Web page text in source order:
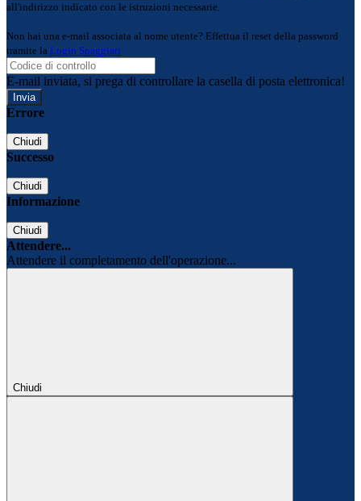
all'indirizzo indicato con le istruzioni necessarie.
Non hai una e-mail associata al nome utente? Effettua il reset della password
tramite la Login Spaggiari
E-mail inviata, si prega di controllare la casella di posta elettronica!
Errore
Chiudi
Successo
Chiudi
Informazione
Chiudi
Attendere...
Attendere il completamento dell'operazione...
Chiudi